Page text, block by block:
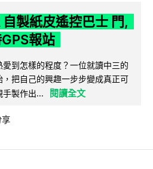
製紙皮遙控巴士 門,
報站
到怎樣的程度？一位就讀中三的
把自己的興趣一步步變成真正可
手製作出...
閱讀全文